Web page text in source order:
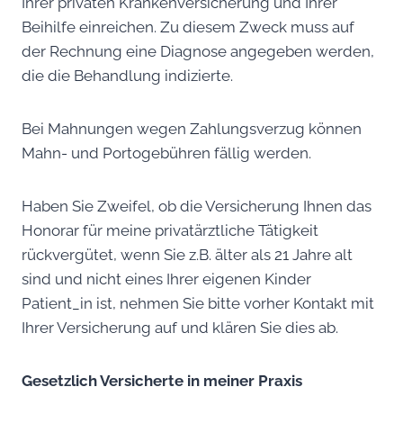
Beihilfe einreichen. Zu diesem Zweck muss auf
der Rechnung eine Diagnose angegeben werden,
die die Behandlung indizierte.
Bei Mahnungen wegen Zahlungsverzug können
Mahn- und Portogebühren fällig werden.
Haben Sie Zweifel, ob die Versicherung Ihnen das
Honorar für meine privatärztliche Tätigkeit
rückvergütet, wenn Sie z.B. älter als 21 Jahre alt
sind und nicht eines Ihrer eigenen Kinder
Patient_in ist, nehmen Sie bitte vorher Kontakt mit
Ihrer Versicherung auf und klären Sie dies ab.
Gesetzlich Versicherte in meiner Praxis